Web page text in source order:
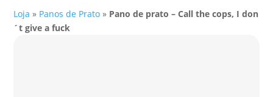
Loja » Panos de Prato » Pano de prato – Call the cops, I don
´t give a fuck